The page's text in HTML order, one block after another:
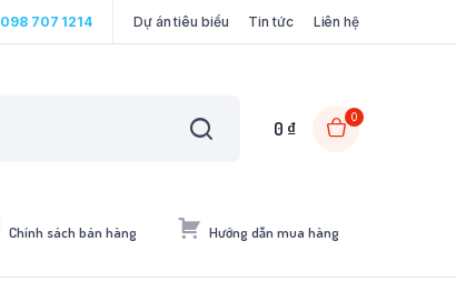
098 707 1214 Dự án tiêu biểu Tin tức Liên hệ
0 ₫
0
Chính sách bán hàng Hướng dẫn mua hàng